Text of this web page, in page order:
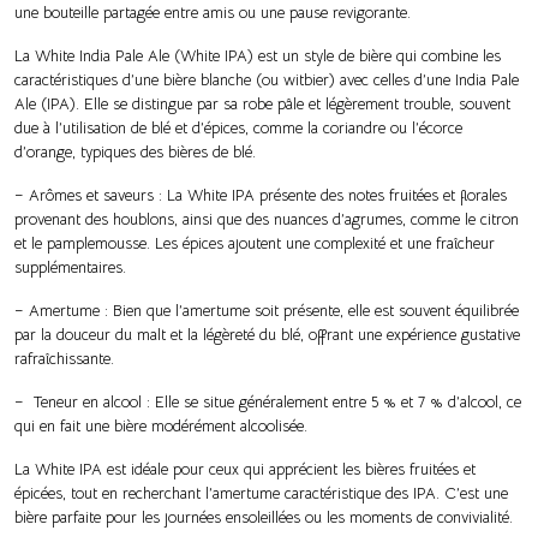
une bouteille partagée entre amis ou une pause revigorante.
La White India Pale Ale (White IPA) est un style de bière qui combine les
caractéristiques d’une bière blanche (ou witbier) avec celles d’une India Pale
Ale (IPA). Elle se distingue par sa robe pâle et légèrement trouble, souvent
due à l’utilisation de blé et d’épices, comme la coriandre ou l’écorce
d’orange, typiques des bières de blé.
– Arômes et saveurs : La White IPA présente des notes fruitées et florales
provenant des houblons, ainsi que des nuances d’agrumes, comme le citron
et le pamplemousse. Les épices ajoutent une complexité et une fraîcheur
supplémentaires.
– Amertume : Bien que l’amertume soit présente, elle est souvent équilibrée
par la douceur du malt et la légèreté du blé, offrant une expérience gustative
rafraîchissante.
– Teneur en alcool : Elle se situe généralement entre 5 % et 7 % d’alcool, ce
qui en fait une bière modérément alcoolisée.
La White IPA est idéale pour ceux qui apprécient les bières fruitées et
épicées, tout en recherchant l’amertume caractéristique des IPA. C’est une
bière parfaite pour les journées ensoleillées ou les moments de convivialité.